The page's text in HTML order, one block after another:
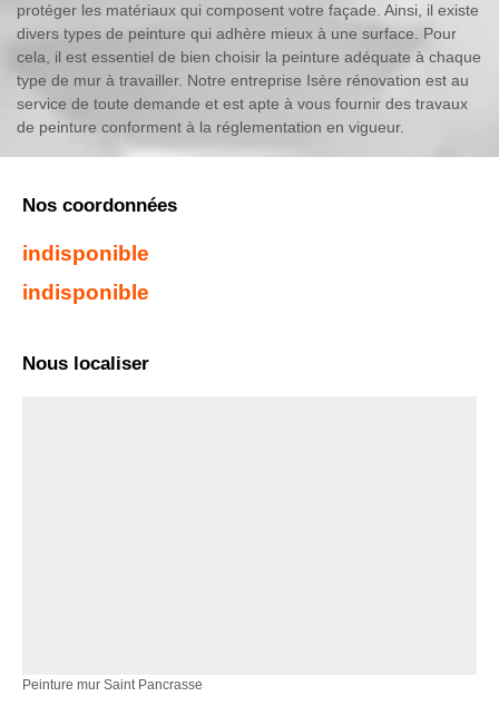
protéger les matériaux qui composent votre façade. Ainsi, il existe
divers types de peinture qui adhère mieux à une surface. Pour
cela, il est essentiel de bien choisir la peinture adéquate à chaque
type de mur à travailler. Notre entreprise Isère rénovation est au
service de toute demande et est apte à vous fournir des travaux
de peinture conforment à la réglementation en vigueur.
Nos coordonnées
indisponible
indisponible
Nous localiser
Peinture mur Saint Pancrasse